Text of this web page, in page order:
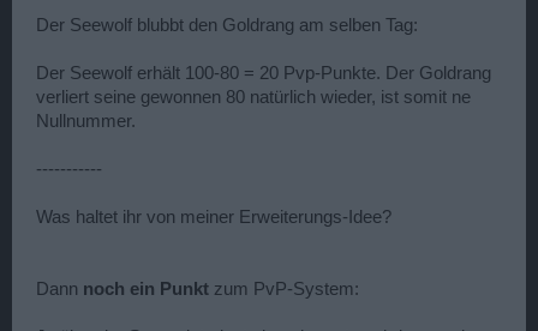
Der Seewolf blubbt den Goldrang am selben Tag:
Der Seewolf erhält 100-80 = 20 Pvp-Punkte. Der Goldrang
verliert seine gewonnen 80 natürlich wieder, ist somit ne
Nullnummer.
-----------
Was haltet ihr von meiner Erweiterungs-Idee?
Dann noch ein Punkt zum PvP-System: